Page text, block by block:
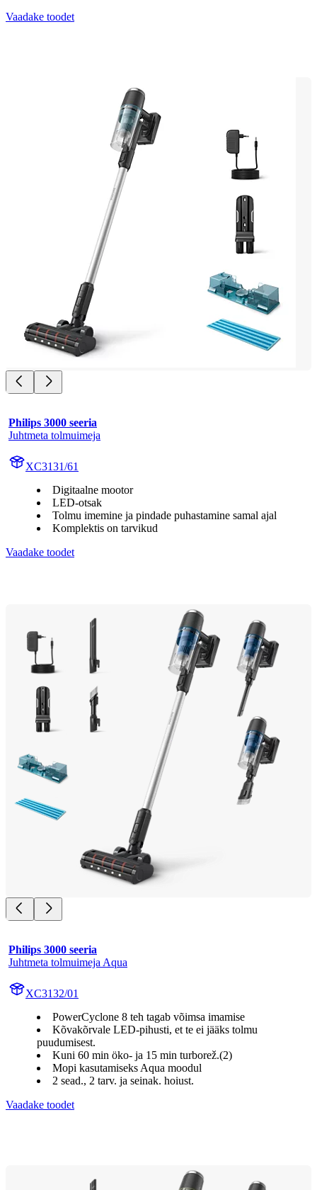
Vaadake toodet
Philips 3000 seeria
Juhtmeta tolmuimeja
XC3131/61
Digitaalne mootor
LED-otsak
Tolmu imemine ja pindade puhastamine samal ajal
Komplektis on tarvikud
Vaadake toodet
Philips 3000 seeria
Juhtmeta tolmuimeja Aqua
XC3132/01
PowerCyclone 8 teh tagab võimsa imamise
Kõvakõrvale LED-pihusti, et te ei jääks tolmu
puudumisest.
Kuni 60 min öko- ja 15 min turborež.(2)
Mopi kasutamiseks Aqua moodul
2 sead., 2 tarv. ja seinak. hoiust.
Vaadake toodet